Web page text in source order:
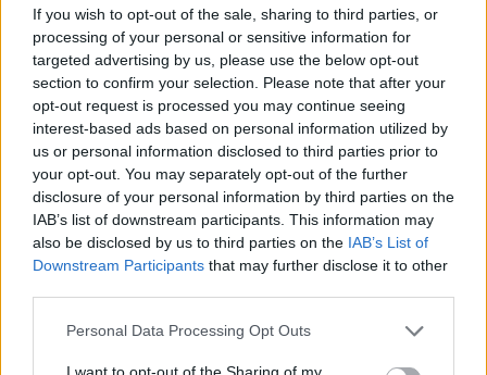
If you wish to opt-out of the sale, sharing to third parties, or
processing of your personal or sensitive information for
targeted advertising by us, please use the below opt-out
section to confirm your selection. Please note that after your
opt-out request is processed you may continue seeing
interest-based ads based on personal information utilized by
us or personal information disclosed to third parties prior to
your opt-out. You may separately opt-out of the further
disclosure of your personal information by third parties on the
IAB’s list of downstream participants. This information may
also be disclosed by us to third parties on the IAB’s List of
Downstream Participants that may further disclose it to other
Please note that this website/app uses one or more Google
not limited to your visit or usage behaviour. You may click to
Personal Data Processing Opt Outs
I want to opt-out of the Sharing of my
Hasznos tippek napégés esetére